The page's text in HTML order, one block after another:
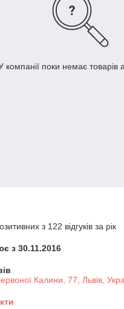
компанії поки немає товарів
з 122 відгуків за рік
з 30.11.2016
Калини, 77, Львів,